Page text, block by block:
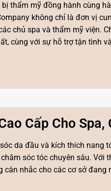
thẩm mỹ đồng hành cùng
không chỉ là đơn vị
chủ spa và thẩm mỹ viện.
cùng với sự hỗ trợ tận tình
Cấp Cho Spa,
da đầu và kích thích nang
sóc tóc chuyên sâu. Với
nhắc cho các cơ sở đang